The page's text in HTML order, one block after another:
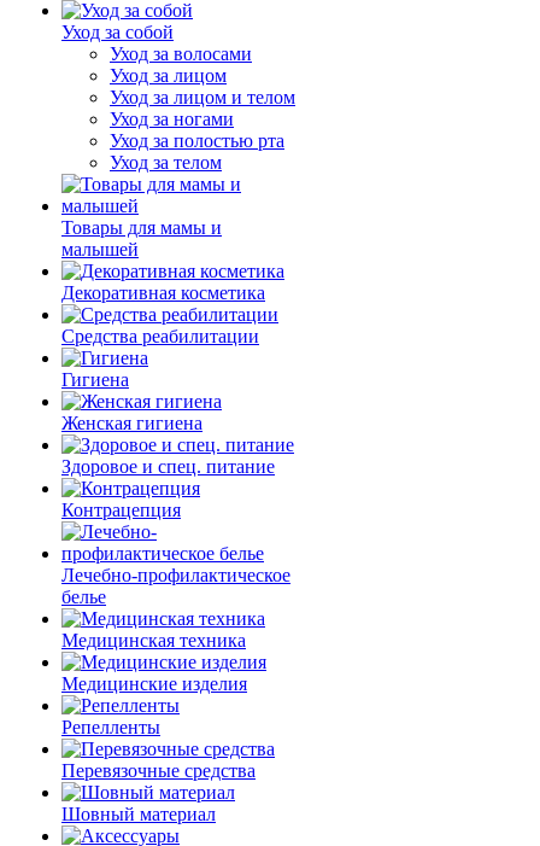
Уход за собой
Уход за волосами
Уход за лицом
Уход за лицом и телом
Уход за ногами
Уход за полостью рта
Уход за телом
Товары для мамы и
малышей
Декоративная косметика
Средства реабилитации
Гигиена
Женская гигиена
Здоровое и спец. питание
Контрацепция
Лечебно-профилактическое
белье
Медицинская техника
Медицинские изделия
Репелленты
Перевязочные средства
Шовный материал